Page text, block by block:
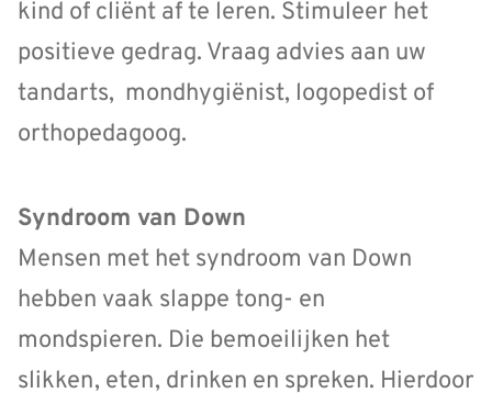
kind of cliënt af te leren. Stimuleer het
positieve gedrag. Vraag advies aan uw
tandarts, mondhygiënist, logopedist of
orthopedagoog.
Syndroom van Down
Mensen met het syndroom van Down
hebben vaak slappe tong- en
mondspieren. Die bemoeilijken het
slikken, eten, drinken en spreken. Hierdoor